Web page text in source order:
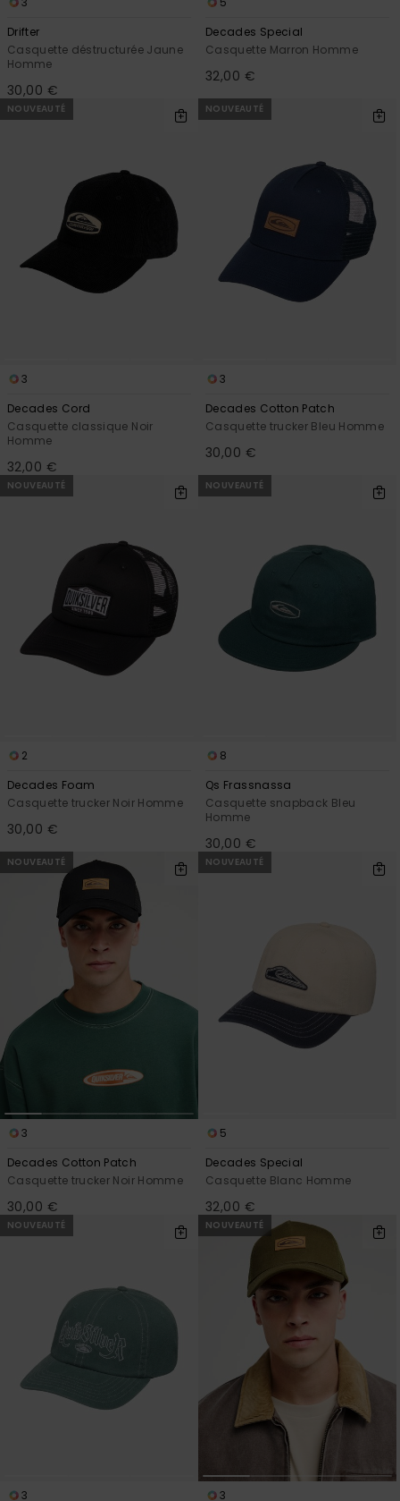
Drifter
Casquette déstructurée Jaune
Homme
30,00 €
Decades Special
Casquette Marron Homme
32,00 €
NOUVEAUTÉ
3
Decades Cord
Casquette classique Noir
Homme
32,00 €
NOUVEAUTÉ
3
Decades Cotton Patch
Casquette trucker Bleu Homme
30,00 €
NOUVEAUTÉ
2
Decades Foam
Casquette trucker Noir Homme
30,00 €
NOUVEAUTÉ
8
Qs Frassnassa
Casquette snapback Bleu
Homme
30,00 €
NOUVEAUTÉ
3
Decades Cotton Patch
Casquette trucker Noir Homme
30,00 €
NOUVEAUTÉ
5
Decades Special
Casquette Blanc Homme
32,00 €
NOUVEAUTÉ
3
NOUVEAUTÉ
3